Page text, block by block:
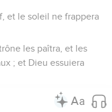
et le soleil ne frappera
les paîtra, et les
; et Dieu essuiera